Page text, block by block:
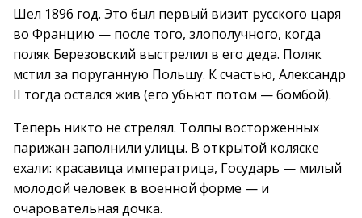
Шел 1896 год. Это был первый визит русского царя
во Францию — после того, злополучного, когда
поляк Березовский выстрелил в его деда. Поляк
мстил за поруганную Польшу. К счастью, Александр
II тогда остался жив (его убьют потом — бомбой).
Теперь никто не стрелял. Толпы восторженных
парижан заполнили улицы. В открытой коляске
ехали: красавица императрица, Государь — милый
молодой человек в военной форме — и
очаровательная дочка.